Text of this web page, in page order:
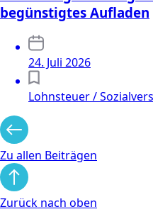
begünstigtes Aufladen
24. Juli 2026
Lohnsteuer /
Zu allen Beiträgen
Zurück nach oben